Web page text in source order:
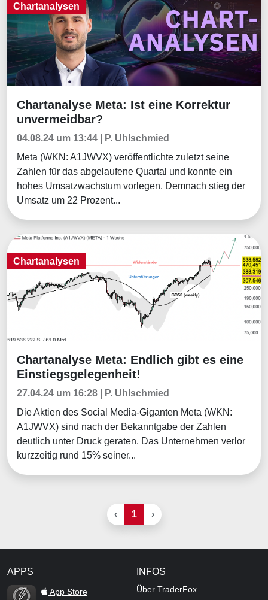
Chartanalysen
Chartanalysen
Chartanalyse Meta: Ist eine Korrektur
unvermeidbar?
04.08.24 um 13:44 | P. Uhlschmied
Meta (WKN: A1JWVX) veröffentlichte zuletzt seine
Zahlen für das abgelaufene Quartal und konnte ein
hohes Umsatzwachstum vorlegen. Demnach stieg der
Umsatz um 22 Prozent...
Chartanalysen
Chartanalysen
Chartanalyse Meta: Endlich gibt es eine
Einstiegsgelegenheit!
27.04.24 um 16:28 | P. Uhlschmied
Die Aktien des Social Media-Giganten Meta (WKN:
A1JWVX) sind nach der Bekanntgabe der Zahlen
deutlich unter Druck geraten. Das Unternehmen verlor
kurzzeitig rund 15% seiner...
‹ 1 ›
APPS
TraderFox Flash
App Store
INFOS
Über TraderFox